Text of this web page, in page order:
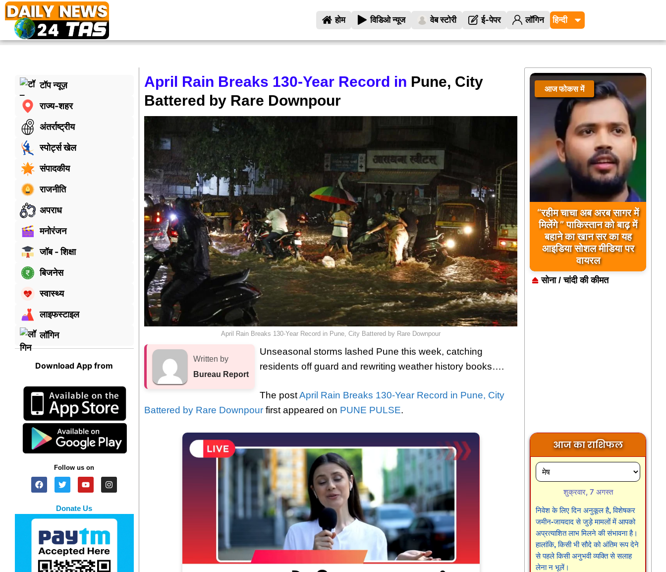
होम विडिओ न्यूज वेब स्टोरी ई-पेपर लॉगिन
टॉप न्यूज़
राज्य-शहर
अंतर्राष्ट्रीय
स्पोर्ट्स खेल
संपादकीय
राजनीति
अपराध
मनोरंजन
जॉब - शिक्षा
बिजनेस
स्वास्थ्य
लाइफस्टाइल
लॉगिन
Download App from
Follow us on
Donate Us
April Rain Breaks 130-Year Record in Pune, City
Battered by Rare Downpour
April Rain Breaks 130-Year Record in Pune, City Battered by Rare Downpour
Written by
Bureau Report
Unseasonal storms lashed Pune this week, catching
residents off guard and rewriting weather history books….
The postApril Rain Breaks 130-Year Record in Pune, City
Battered by Rare Downpourfirst appeared on PUNE PULSE.
आज फोकस में
“रहीम चाचा अब अरब सागर में
मिलेंगे ” पाकिस्तान को बाढ़ में
बहाने का खान सर का यह
आइडिया सोशल मीडिया पर
वायरल
सोना / चांदी की कीमत
आज का राशिफल
शुक्रवार, 7 अगस्त
निवेश के लिए दिन अनुकूल है, विशेषकर
जमीन-जायदाद से जुड़े मामलों में आपको
अप्रत्याशित लाभ मिलने की संभावना है।
हालांकि, किसी भी सौदे को अंतिम रूप देने
से पहले किसी अनुभवी व्यक्ति से सलाह
लेना न भूलें।